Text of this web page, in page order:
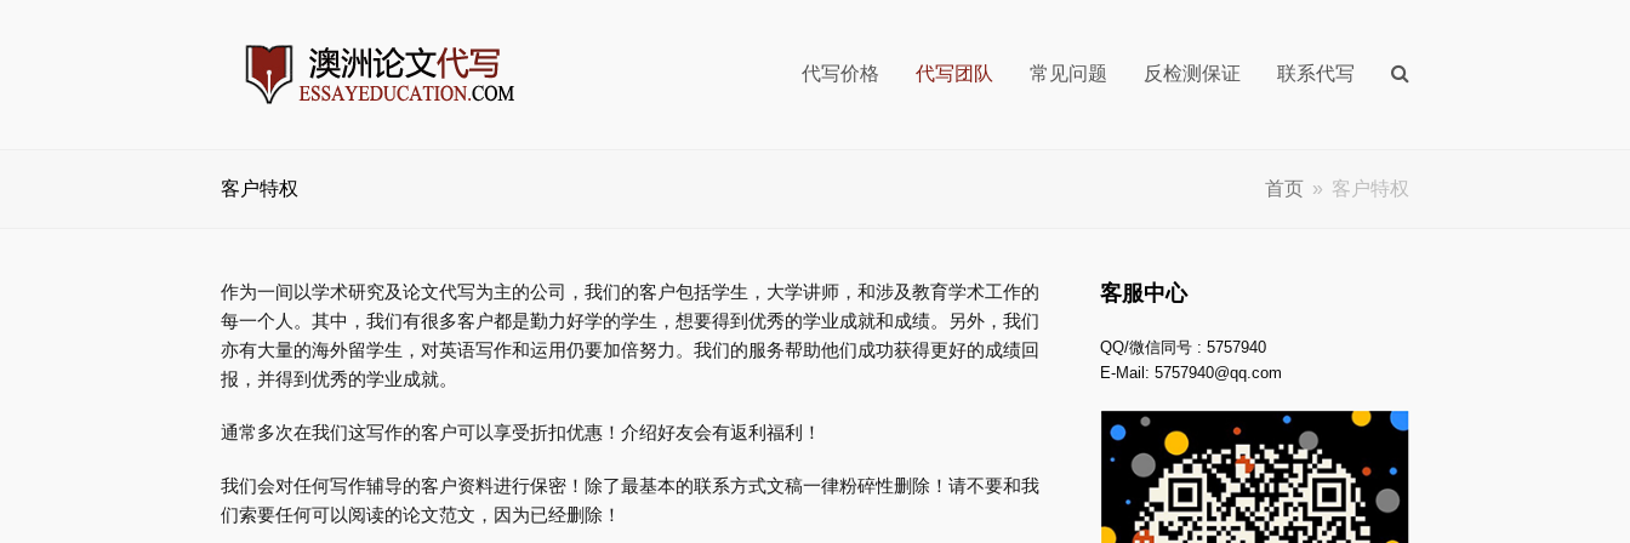
代写价格 代写团队 常见问题 反检测保证 联系代写
客户特权 首页 » 客户特权
作为一间以学术研究及论文代写为主的公司，我们的客户包括学生，大学讲师，和涉及教育学术工作的
每一个人。其中，我们有很多客户都是勤力好学的学生，想要得到优秀的学业成就和成绩。另外，我们
亦有大量的海外留学生，对英语写作和运用仍要加倍努力。我们的服务帮助他们成功获得更好的成绩回
报，并得到优秀的学业成就。
通常多次在我们这写作的客户可以享受折扣优惠！介绍好友会有返利福利！
我们会对任何写作辅导的客户资料进行保密！除了最基本的联系方式文稿一律粉碎性删除！请不要和我
们索要任何可以阅读的论文范文，因为已经删除！
客服中心
QQ/微信同号 : 5757940
E-Mail:5757940@qq.com